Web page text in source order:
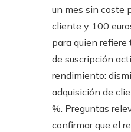
un mes sin coste
cliente y 100
para quien refiere
de suscripción
rendimiento:
adquisición de
%. Preguntas
confirmar que el